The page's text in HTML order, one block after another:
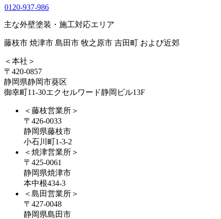
0120-937-986
主な外壁塗装・施工対応エリア
藤枝市 焼津市 島田市 牧之原市 吉田町 および近郊
＜本社＞
〒420-0857
静岡県静岡市葵区
御幸町11-30エクセルワード静岡ビル13F
＜藤枝営業所＞
〒426-0033
静岡県藤枝市
小石川町1-3-2
＜焼津営業所＞
〒425-0061
静岡県焼津市
本中根434-3
＜島田営業所＞
〒427-0048
静岡県島田市